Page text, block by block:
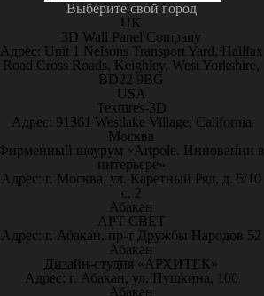
Выберите свой город
UK
3D Wall Panel Company
Адрес: Unit 1 Nelsons Transport Yard, Halifax
Road Cross Roads, Keighley, West Yorkshire,
BD22 9BG
USA
Textures-3D
Адрес: 91361 Westlake Village, California
Москва
шоурум «Artpole. Инновации в
интерьере»
Адрес: г. Москва, ул. Каретный Ряд, д. 5/10
с. 2
Абакан
АРТ СВЕТ
Адрес: г. Абакан, пр-т Дружбы Народов 52
Абакан
Дизайн-студия «АРХИТЕК»
Адрес: г. Абакан, ул. Пушкина, 100
Абакан